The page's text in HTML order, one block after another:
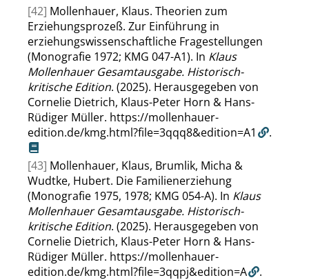
[42] Mollenhauer, Klaus. Theorien zum
Erziehungsprozeß. Zur Einführung in
erziehungswissenschaftliche Fragestellungen
(Monografie 1972; KMG 047-A1). In Klaus
Mollenhauer Gesamtausgabe. Historisch-
kritische Edition. (2025). Herausgegeben von
Cornelie Dietrich, Klaus-Peter Horn & Hans-
Rüdiger Müller. https://mollenhauer-
edition.de/kmg.html?file=3qqq8&edition=A1
.
[43] Mollenhauer, Klaus, Brumlik, Micha &
Wudtke, Hubert. Die Familienerziehung
(Monografie 1975, 1978; KMG 054-A). In Klaus
Mollenhauer Gesamtausgabe. Historisch-
kritische Edition. (2025). Herausgegeben von
Cornelie Dietrich, Klaus-Peter Horn & Hans-
Rüdiger Müller. https://mollenhauer-
edition.de/kmg.html?file=3qqpj&edition=A
.